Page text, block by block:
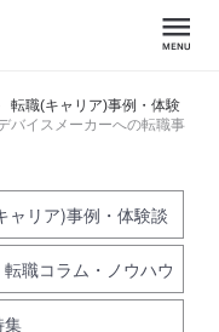
転職(キャリア)事例・体験
バイスメーカーへの転職事
ャリア)事例・体験談
転職コラム・ノウハウ
集